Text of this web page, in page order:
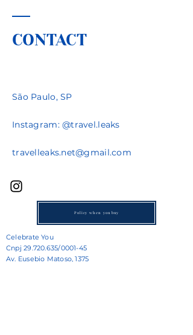
CONTACT
São Paulo, SP
Instagram: @travel.leaks
travelleaks.net@gmail.com
Policy when you buy
Celebrate You
Cnpj29.720.635/0001-45
Av. Eusebio Matoso, 1375